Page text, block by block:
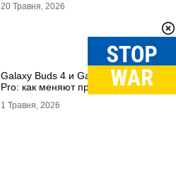
20 Травня, 2026
Galaxy Buds 4 и Galaxy Buds 4
Pro: как меняют привычный звук
1 Травня, 2026